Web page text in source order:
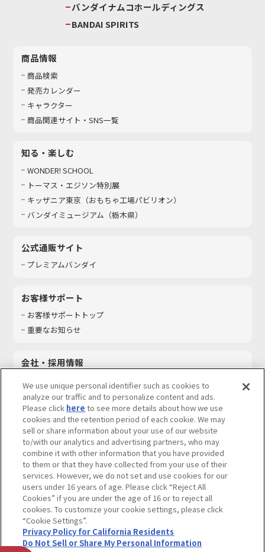
バンダイナムコホールディングス
BANDAI SPIRITS
商品情報
商品検索
発売カレンダー
キャラクター
商品関連サイト・SNS一覧
知る・楽しむ
WONDER! SCHOOL
トーマス・エジソン特別展
キッザニア東京（おもちゃ工場パビリオン）​
バンダイミュージアム（栃木県）
公式通販サイト
プレミアムバンダイ
お客様サポート
お客様サポートトップ
重要なお知らせ
会社・採用情報
採用情報
サステナビリティ
お問い合わせ
ウェブサイトご利用条件 ソーシャルメディアポリシー
個人情報及び特定個人情報等の取り扱いに関する保護方針
Do Not Sell or Share My Personal Information著作権・商標について
カスタマーハラスメントに対する基本的な対応方針
We use unique personal identifier such as cookies to
analyze our traffic and to personalize content and ads.
Please click here to see more details about how we use
cookies and the retention period of each cookie. We may
sell or share information about your use of our website
to/with our analytics and advertising partners, who may
combine it with other information that you have provided
to them or that they have collected from your use of their
services. However, we do not set and use cookies for our
users under 16 years of age. Please click “Reject All
Cookies” if you are under the age of 16 or to reject all
cookies. To customize your cookie settings, please click
“Cookie Settings”.
Privacy Policy for California Residents
Do Not Sell or Share My Personal Information